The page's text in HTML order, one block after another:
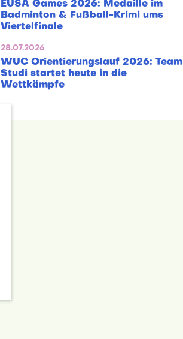
EUSA Games 2026: Medaille im
Badminton & Fußball-Krimi ums
Viertelfinale
28.07.2026
WUC Orientierungslauf 2026: Team
Studi startet heute in die
Wettkämpfe